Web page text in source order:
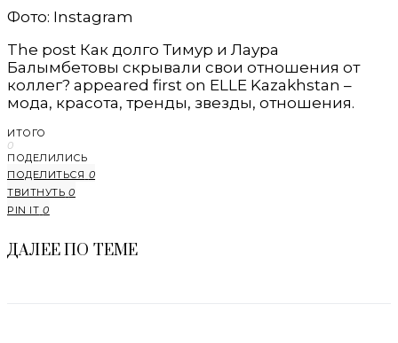
Фото: Instagram
The post Как долго Тимур и Лаура
Балымбетовы скрывали свои отношения от
коллег? appeared first on ELLE Kazakhstan –
мода, красота, тренды, звезды, отношения.
ИТОГО
0
ПОДЕЛИЛИСЬ
ПОДЕЛИТЬСЯ 0
ТВИТНУТЬ 0
PIN IT 0
ДАЛЕЕ ПО ТЕМЕ